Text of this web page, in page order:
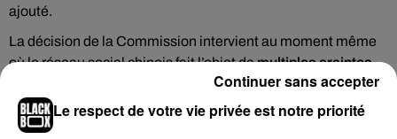
ajouté.
La décision de la Commission intervient au moment même
où le réseau social chinois fait l’objet demultiples craintes
concernant la sécurité des données de ses utilisateurset
une potentielle instrumentalisation par le pouvoir chinois.
Pour rappel, TikTok a admis que
Le respect de votre vie privée est notre priorité
Continuer sans accepter